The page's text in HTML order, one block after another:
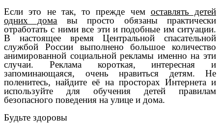
Если это не так, то прежде чем оставлять детей
одних дома вы просто обязаны практически
отработать с ними все эти и подобные им ситуации.
В настоящее время Центральной спасательной
службой России выполнено большое количество
анимированной социальной рекламы именно на эти
случаи. Реклама короткая, интересная и
запоминающаяся, очень нравиться детям. Не
поленитесь, найдите её на просторах Интернета и
используйте для обучения детей правилам
безопасного поведения на улице и дома.
Будьте здоровы